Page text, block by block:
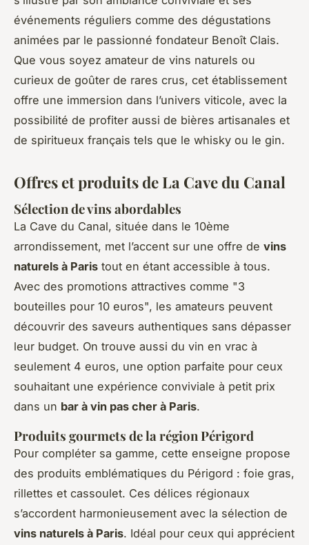
événements réguliers comme des dégustations
animées par le passionné fondateur Benoît Clais.
Que vous soyez amateur de vins naturels ou
curieux de goûter de rares crus, cet établissement
offre une immersion dans l’univers viticole, avec la
possibilité de profiter aussi de bières artisanales et
de spiritueux français tels que le whisky ou le gin.
Offres et produits de La Cave du Canal
Sélection de vins abordables
La Cave du Canal, située dans le 10ème
arrondissement, met l’accent sur une offre de vins
naturels à Paris tout en étant accessible à tous.
Avec des promotions attractives comme "3
bouteilles pour 10 euros", les amateurs peuvent
découvrir des saveurs authentiques sans dépasser
leur budget. On trouve aussi du vin en vrac à
seulement 4 euros, une option parfaite pour ceux
souhaitant une expérience conviviale à petit prix
dans un bar à vin pas cher à Paris.
Produits gourmets de la région Périgord
Pour compléter sa gamme, cette enseigne propose
des produits emblématiques du Périgord : foie gras,
rillettes et cassoulet. Ces délices régionaux
s’accordent harmonieusement avec la sélection de
vins naturels à Paris. Idéal pour ceux qui apprécient